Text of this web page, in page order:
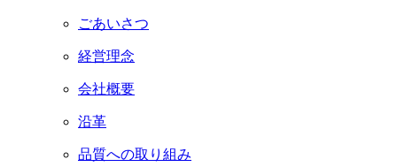
ごあいさつ
経営理念
会社概要
沿革
品質への取り組み